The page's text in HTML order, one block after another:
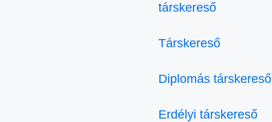
társkereső
Társkereső
Diplomás társkereső
Erdélyi társkereső